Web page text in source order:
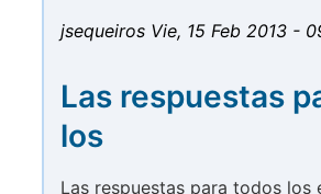
jsequeiros Vie, 15 Feb 2013 -
Las respuestas
los
Las respuestas para todos los